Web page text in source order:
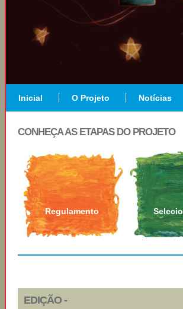
Inicial O Projeto Notícias
CONHEÇA AS ETAPAS DO PROJETO
Regulamento
EDIÇÃO -